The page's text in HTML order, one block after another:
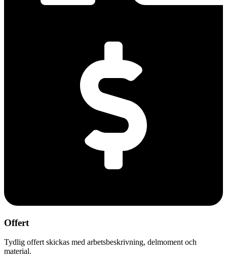
Offert
Tydlig offert skickas med arbetsbeskrivning, delmoment och
material.